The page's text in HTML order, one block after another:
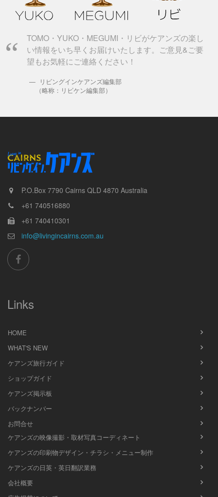
TOMO・YUKO・MEGUMI・リビがケアンズの楽し
い情報をいち早くお届けいたします。ご意見&ご要
望もお気軽にご連絡ください！
リビングインケアンズ編集部
（略称：リビケン編集部）
P.O.Box 7790 Cairns QLD 4870 Australia
+61 740516880
+61 740410301
info@livingincairns.com.au
Links
HOME
WHAT'S NEW
ケアンズ旅行ガイド
ショップガイド
ケアンズ掲示板
バックナンバー
お問合せ
ケアンズの映像撮影・取材写真コーディネート
ケアンズの印刷物デザイン・チラシ・メニュー制作
ケアンズの日英・英日翻訳業務
会社概要